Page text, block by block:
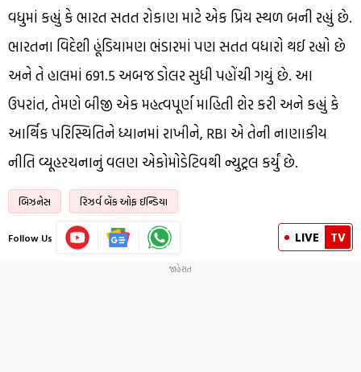
વધુમાં કહ્યું કે ભારત સતત રોકાણ માટે એક પ્રિય સ્થળ બની રહ્યું છે.
ભારતના વિદેશી હૂંડિયામણ ભંડારમાં પણ સતત વધારો થઈ રહ્યો છે
અને તે હાલમાં 691.5 અબજ ડોલર સુધી પહોંચી ગયું છે. આ
ઉપરાંત, તેમણે બીજી એક મહત્વપૂર્ણ માહિતી શેર કરી અને કહ્યું કે
આર્થિક પરિસ્થિતિને ધ્યાનમાં રાખીને, RBI એ તેની નાણાકીય
નીતિ વ્યૂહરચનાનું વલણ એકોમોડેટિવથી ન્યુટ્રલ કર્યું છે.
બિઝનેસ રિઝર્વ બેંક ઓફ ઈન્ડિયા
Follow Us LIVE TV